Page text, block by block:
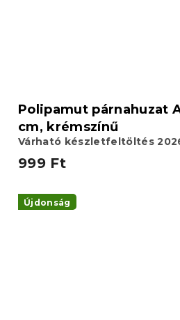
Polipamut párnahuzat
cm, krémszínű
Várható készletfeltöltés
999 Ft
Újdonság